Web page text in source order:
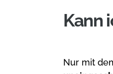
Kann
Nur mit